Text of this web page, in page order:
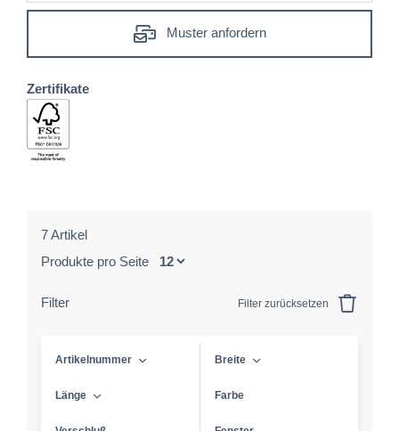
Muster anfordern
Zertifikate
7 Artikel
Produkte pro Seite
Filter Filter zurücksetzen
Artikelnummer Breite
Länge Farbe